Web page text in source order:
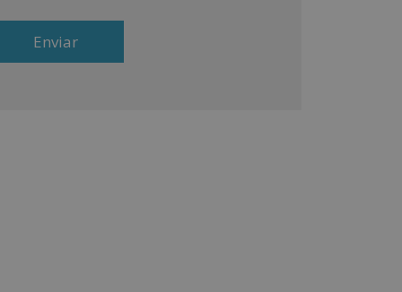
del tratamiento: Consentimiento del